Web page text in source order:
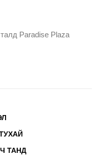
Paradise Plaza
ТАНД